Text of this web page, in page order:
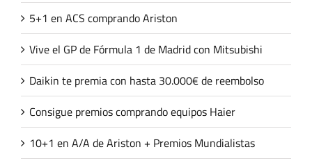
5+1 en ACS comprando Ariston
Vive el GP de Fórmula 1 de Madrid con Mitsubishi
Daikin te premia con hasta 30.000€ de reembolso
Consigue premios comprando equipos Haier
10+1 en A/A de Ariston + Premios Mundialistas